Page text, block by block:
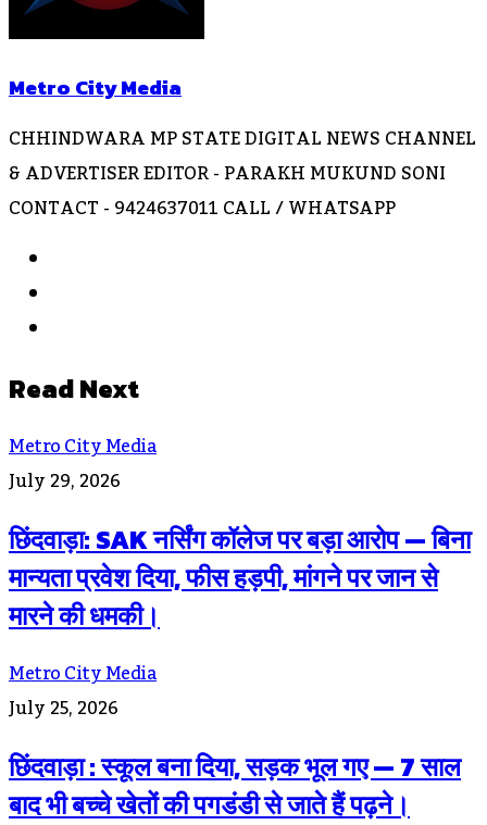
Metro City Media
CHHINDWARA MP STATE DIGITAL NEWS CHANNEL
& ADVERTISER EDITOR - PARAKH MUKUND SONI
CONTACT - 9424637011 CALL / WHATSAPP
Read Next
Metro City Media
July 29, 2026
छिंदवाड़ा: SAK नर्सिंग कॉलेज पर बड़ा आरोप — बिना
मान्यता प्रवेश दिया, फीस हड़पी, मांगने पर जान से
मारने की धमकी।
Metro City Media
July 25, 2026
छिंदवाड़ा : स्कूल बना दिया, सड़क भूल गए — 7 साल
बाद भी बच्चे खेतों की पगडंडी से जाते हैं पढ़ने।